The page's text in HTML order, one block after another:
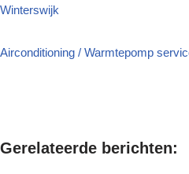
Winterswijk
Airconditioning / Warmtepomp
Gerelateerde berichten: